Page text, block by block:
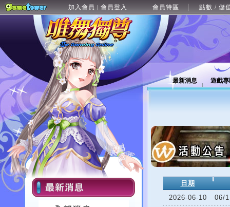
加入會員 | 會員登入 會員特區 點數 / 儲
最新消息 遊戲
日期
2026-06-10
06/